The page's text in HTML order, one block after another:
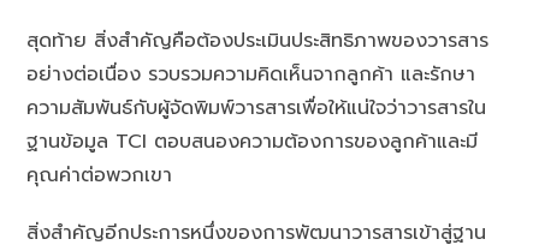
สุดท้าย สิ่งสำคัญคือต้องประเมินประสิทธิภาพของวารสาร
อย่างต่อเนื่อง รวบรวมความคิดเห็นจากลูกค้า และรักษา
ความสัมพันธ์กับผู้จัดพิมพ์วารสารเพื่อให้แน่ใจว่าวารสารใน
ฐานข้อมูล TCI ตอบสนองความต้องการของลูกค้าและมี
คุณค่าต่อพวกเขา
สิ่งสำคัญอีกประการหนึ่งของการพัฒนาวารสารเข้าสู่ฐาน